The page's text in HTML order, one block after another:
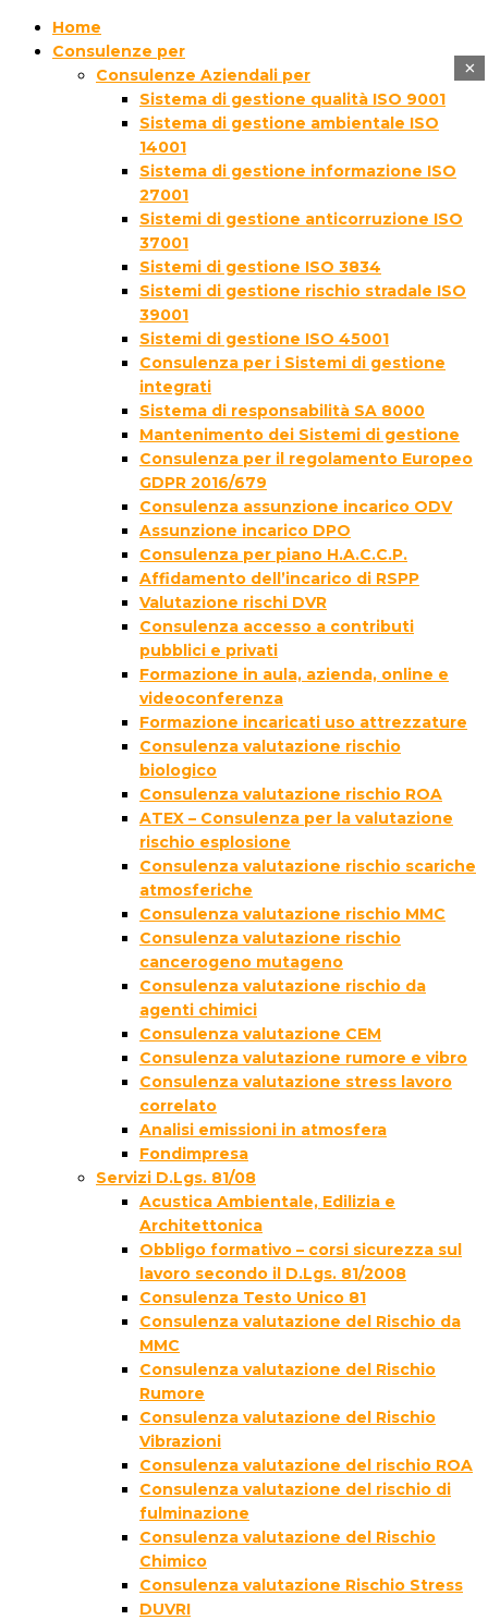
Home
Consulenze per
Consulenze Aziendali per
Sistema di gestione qualità ISO 9001
Sistema di gestione ambientale ISO
14001
Sistema di gestione informazione ISO
27001
Sistemi di gestione anticorruzione ISO
37001
Sistemi di gestione ISO 3834
Sistemi di gestione rischio stradale ISO
39001
Sistemi di gestione ISO 45001
Consulenza per i Sistemi di gestione
integrati
Sistema di responsabilità SA 8000
Mantenimento dei Sistemi di gestione
Consulenza per il regolamento Europeo
GDPR 2016/679
Consulenza assunzione incarico ODV
Assunzione incarico DPO
Consulenza per piano H.A.C.C.P.
Affidamento dell’incarico di RSPP
Valutazione rischi DVR
Consulenza accesso a contributi
pubblici e privati
Formazione in aula, azienda, online e
videoconferenza
Formazione incaricati uso attrezzature
Consulenza valutazione rischio
biologico
Consulenza valutazione rischio ROA
ATEX – Consulenza per la valutazione
rischio esplosione
Consulenza valutazione rischio scariche
atmosferiche
Consulenza valutazione rischio MMC
Consulenza valutazione rischio
cancerogeno mutageno
Consulenza valutazione rischio da
agenti chimici
Consulenza valutazione CEM
Consulenza valutazione rumore e vibro
Consulenza valutazione stress lavoro
correlato
Analisi emissioni in atmosfera
Fondimpresa
Servizi D.Lgs. 81/08
Acustica Ambientale, Edilizia e
Architettonica
Obbligo formativo – corsi sicurezza sul
lavoro secondo il D.Lgs. 81/2008
Consulenza Testo Unico 81
Consulenza valutazione del Rischio da
MMC
Consulenza valutazione del Rischio
Rumore
Consulenza valutazione del Rischio
Vibrazioni
Consulenza valutazione del rischio ROA
Consulenza valutazione del rischio di
fulminazione
Consulenza valutazione del Rischio
Chimico
Consulenza valutazione Rischio Stress
DUVRI
×